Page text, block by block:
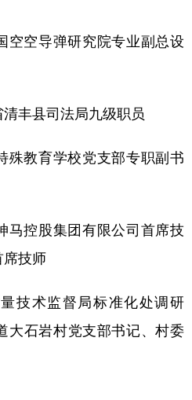
导弹研究院专业副总设
县司法局九级职员
育学校党支部专职副书
股集团有限公司首席技
席技师
术监督局标准化处调研
大石岩村党支部书记、村委